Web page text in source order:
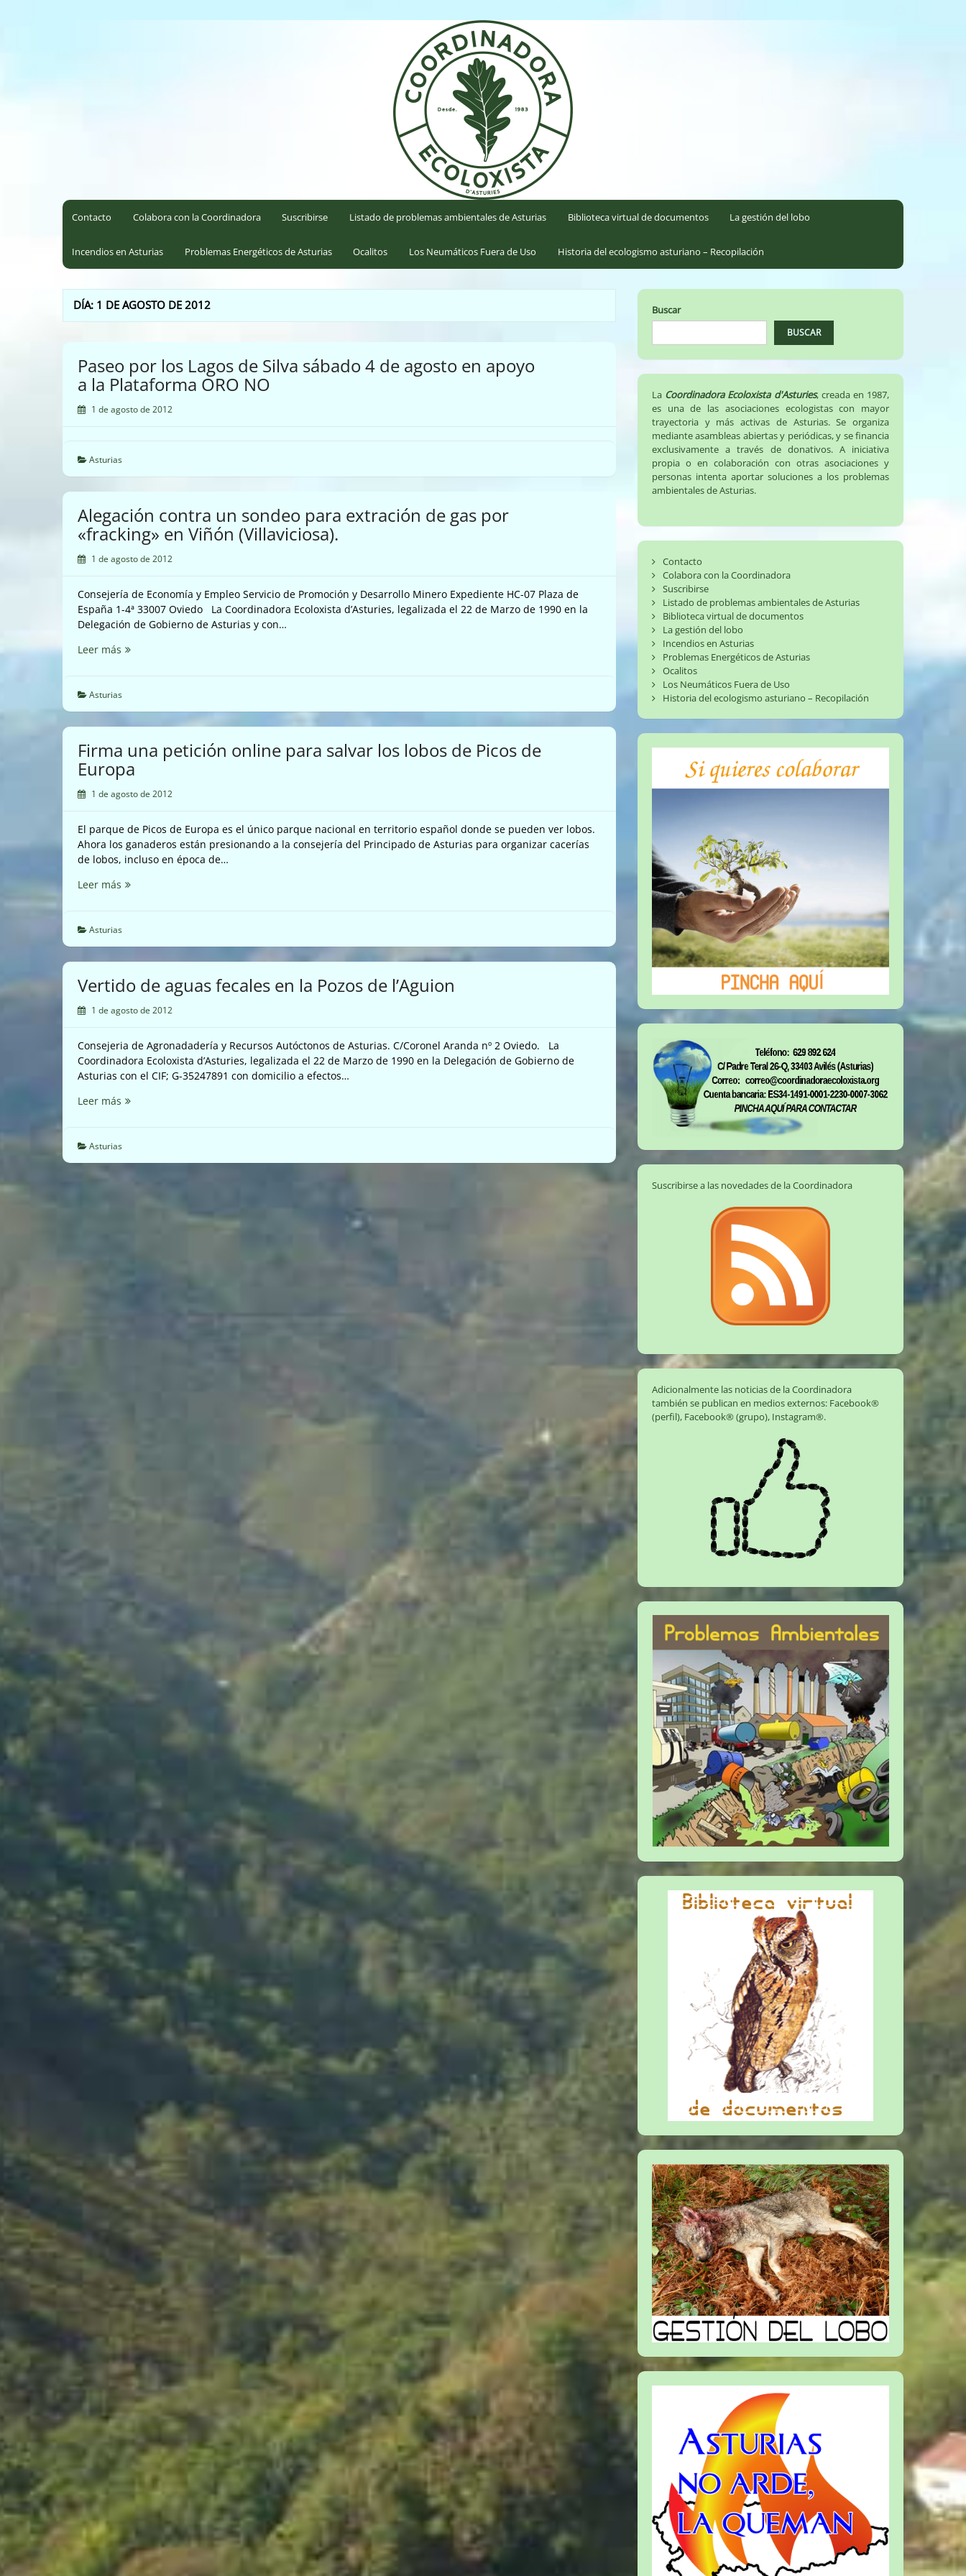
Contacto Colabora con la Coordinadora Suscribirse Listado de problemas ambientales de Asturias Biblioteca virtual de documentos La gestión del lobo
Incendios en Asturias Problemas Energéticos de Asturias Ocalitos Los Neumáticos Fuera de Uso Historia del ecologismo asturiano – Recopilación
DÍA: 1 DE AGOSTO DE 2012
Paseo por los Lagos de Silva sábado 4 de agosto en apoyo
a la Plataforma ORO NO
1 de agosto de 2012
Asturias
Alegación contra un sondeo para extración de gas por
«fracking» en Viñón (Villaviciosa).
1 de agosto de 2012
Consejería de Economía y Empleo Servicio de Promoción y Desarrollo Minero Expediente HC-07 Plaza de
España 1-4ª 33007 Oviedo La Coordinadora Ecoloxista d’Asturies, legalizada el 22 de Marzo de 1990 en la
Delegación de Gobierno de Asturias y con…
Leer más Alegación
sondeo
para
extración
gas
por
en
(Villaviciosa).
Asturias
Firma una petición online para salvar los lobos de Picos de
Europa
1 de agosto de 2012
El parque de Picos de Europa es el único parque nacional en territorio español donde se pueden ver lobos.
Ahora los ganaderos están presionando a la consejería del Principado de Asturias para organizar cacerías
de lobos, incluso en época de…
Leer más Firma
online
para
salvar
lobos
Europa
Asturias
Vertido de aguas fecales en la Pozos de l’Aguion
1 de agosto de 2012
Consejeria de Agronadadería y Recursos Autóctonos de Asturias. C/Coronel Aranda nº 2 Oviedo. La
Coordinadora Ecoloxista d’Asturies, legalizada el 22 de Marzo de 1990 en la Delegación de Gobierno de
Asturias con el CIF; G-35247891 con domicilio a efectos…
Leer más Vertido
fecales
en
Asturias
Buscar
BUSCAR
La Coordinadora Ecoloxista d'Asturies, creada en 1987,
es una de las asociaciones ecologistas con mayor
trayectoria y más activas de Asturias. Se organiza
mediante asambleas abiertas y periódicas, y se financia
exclusivamente a través de donativos. A iniciativa
propia o en colaboración con otras asociaciones y
personas intenta aportar soluciones a los problemas
ambientales de Asturias.
Contacto
Colabora con la Coordinadora
Suscribirse
Listado de problemas ambientales de Asturias
Biblioteca virtual de documentos
La gestión del lobo
Incendios en Asturias
Problemas Energéticos de Asturias
Ocalitos
Los Neumáticos Fuera de Uso
Historia del ecologismo asturiano – Recopilación
Suscribirse a las novedades de la Coordinadora
Adicionalmente las noticias de la Coordinadora
también se publican en medios externos: Facebook®
(perfil), Facebook® (grupo), Instagram®.